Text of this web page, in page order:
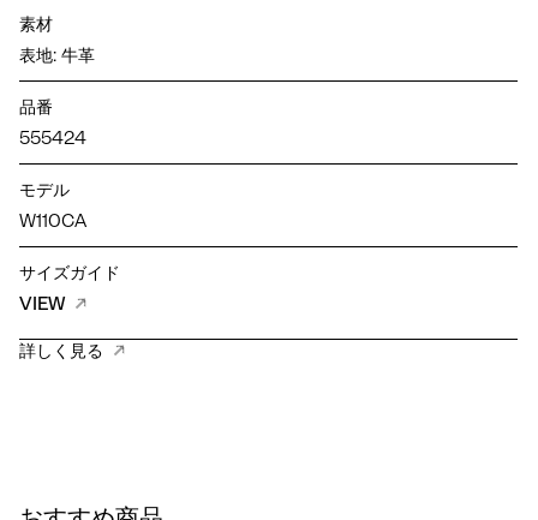
素材
表地: 牛革
品番
555424
モデル
W110CA
サイズガイド
VIEW
詳しく見る